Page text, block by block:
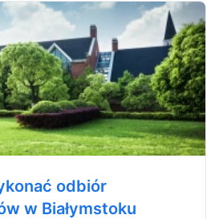
odbiór
w Białymstoku